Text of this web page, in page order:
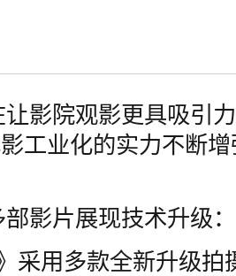
影院观影更具吸引
工业化的实力不断
影片展现技术升级：
采用多款全新升级